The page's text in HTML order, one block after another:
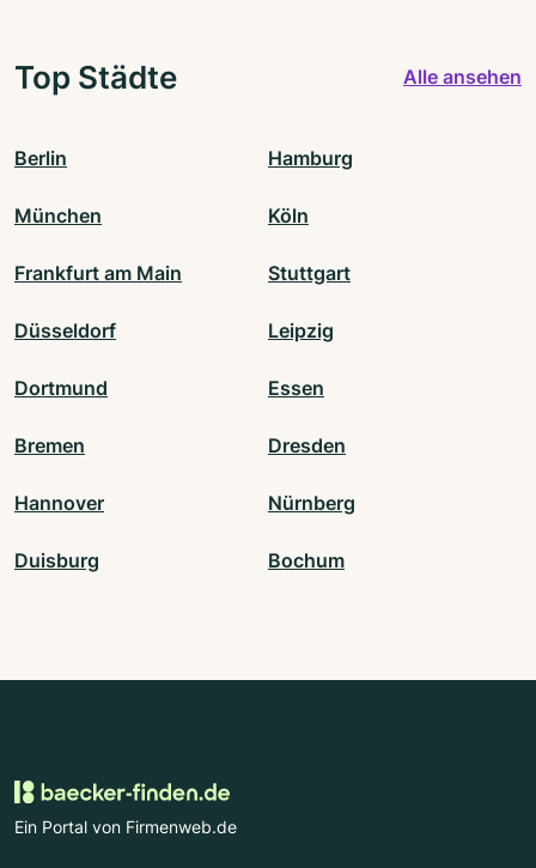
Top Städte Alle ansehen
Berlin Hamburg
München Köln
Frankfurt am Main Stuttgart
Düsseldorf Leipzig
Dortmund Essen
Bremen Dresden
Hannover Nürnberg
Duisburg Bochum
Ein Portal von Firmenweb.de